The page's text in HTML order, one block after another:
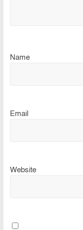
Name
Email
Website